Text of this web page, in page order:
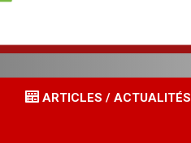
ARTICLES / ACTUALITÉS